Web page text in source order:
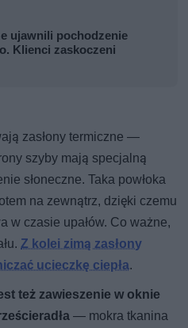
ujawnili pochodzenie
Klienci zaskoczeni
zasłony termiczne —
szyby mają specjalną
słoneczne. Taka powłoka
na zewnątrz, dzięki czemu
w czasie upałów. Co ważne,
Z kolei zimą zasłony
ucieczkę ciepła.
też zawieszenie w oknie
— mokra tkanina